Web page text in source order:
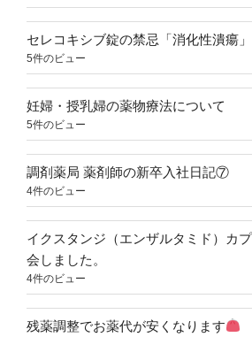
セレコキシブ錠の禁忌「消化性潰瘍
5件のビュー
妊婦・授乳婦の薬物療法について
5件のビュー
調剤薬局 薬剤師の新卒入社日記⑦
4件のビュー
イクスタンジ（エンザルタミド）カ
会しました。
4件のビュー
残薬調整でお薬代が安くなります